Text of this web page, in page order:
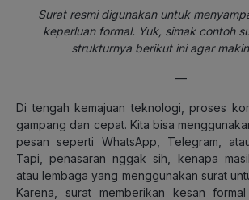
Surat resmi digunakan untuk
keperluan formal. Yuk, simak contoh
strukturnya berikut ini agar
—
Di tengah kemajuan teknologi, proses
gampang dan cepat. Kita bisa
pesan seperti WhatsApp, Telegram,
Tapi, penasaran nggak sih, kenapa
atau lembaga yang menggunakan surat
Karena, surat memberikan kesan